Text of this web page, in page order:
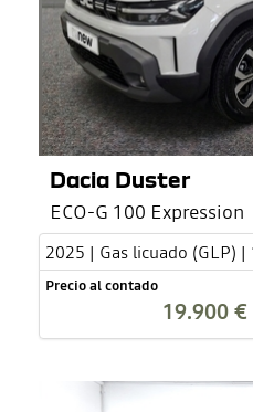
Dacia Duster
ECO-G 100 Expression
2025 | Gas licuado (GLP)
Precio al contado
19.900 €